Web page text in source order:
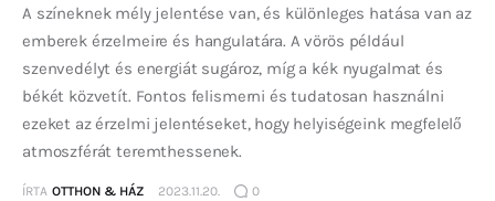
A színeknek mély jelentése van, és különleges hatása van az
emberek érzelmeire és hangulatára. A vörös például
szenvedélyt és energiát sugároz, míg a kék nyugalmat és
békét közvetít. Fontos felismerni és tudatosan használni
ezeket az érzelmi jelentéseket, hogy helyiségeink megfelelő
atmoszférát teremthessenek.
ÍRTA OTTHON & HÁZ 2023.11.20. 0